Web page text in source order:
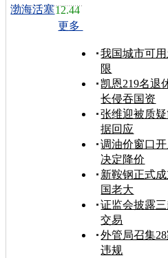
渤海活塞12.44
更多
我国城市可
限
凯恩219名退
长侵吞国资
张维迎被质
据回应
调油价窗口
决定降价
新鞍钢正式
国老大
证监会披露
交易
外管局召集
违规